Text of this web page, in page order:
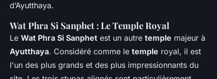
d’Ayutthaya.
Wat Phra Si Sanphet : Le Temple Royal
Le Wat Phra Si Sanphet est un autre temple majeur à
Ayutthaya. Considéré comme le temple royal, il est
l'un des plus grands et des plus impressionnants du